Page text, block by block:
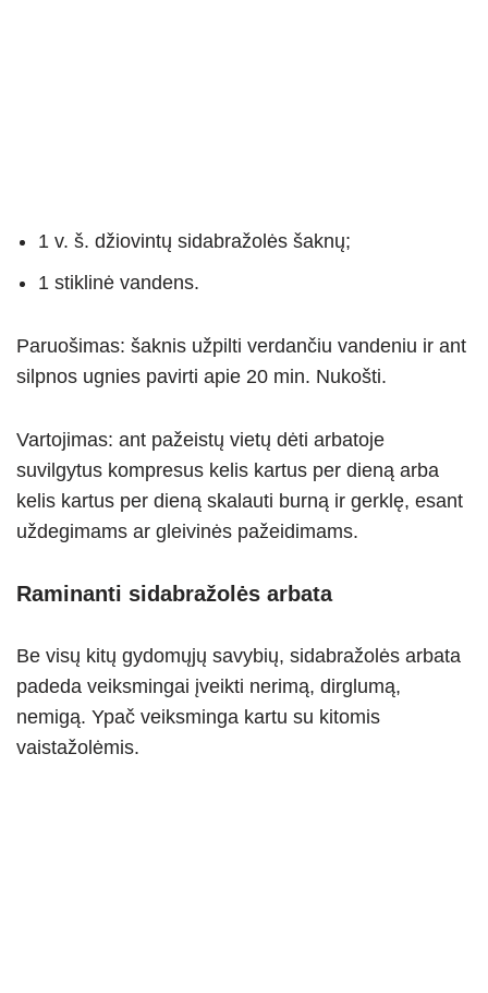
1 v. š. džiovintų sidabražolės šaknų;
1 stiklinė vandens.
Paruošimas: šaknis užpilti verdančiu vandeniu ir ant
silpnos ugnies pavirti apie 20 min. Nukošti.
Vartojimas: ant pažeistų vietų dėti arbatoje
suvilgytus kompresus kelis kartus per dieną arba
kelis kartus per dieną skalauti burną ir gerklę, esant
uždegimams ar gleivinės pažeidimams.
Raminanti sidabražolės arbata
Be visų kitų gydomųjų savybių, sidabražolės arbata
padeda veiksmingai įveikti nerimą, dirglumą,
nemigą. Ypač veiksminga kartu su kitomis
vaistažolėmis.